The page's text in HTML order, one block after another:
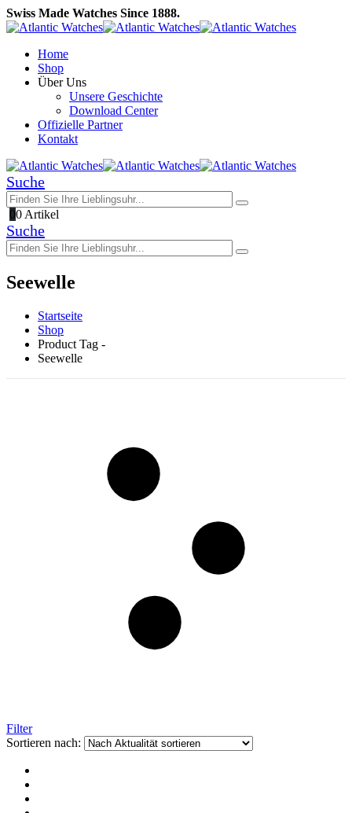
Swiss Made Watches Since 1888.
Home
Shop
Über Uns
Unsere Geschichte
Download Center
Offizielle Partner
Kontakt
Suche
00 Artikel
Suche
Seewelle
Startseite
Shop
Product Tag -
Seewelle
Filter
Sortieren nach: